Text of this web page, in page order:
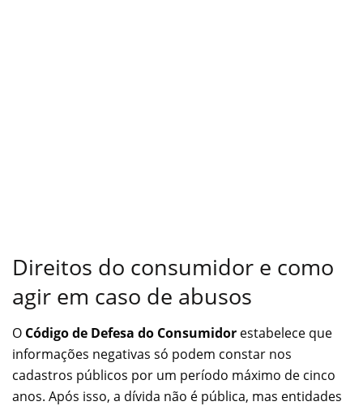
Direitos do consumidor e como
agir em caso de abusos
O Código de Defesa do Consumidor estabelece que
informações negativas só podem constar nos
cadastros públicos por um período máximo de cinco
anos. Após isso, a dívida não é pública, mas entidades